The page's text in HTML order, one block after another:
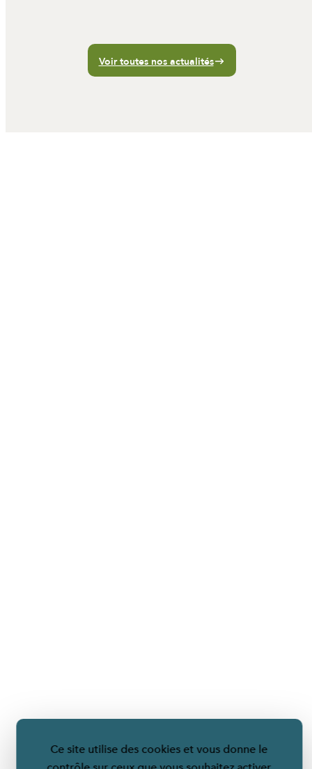
Voir toutes nos actualités
Ce site utilise des cookies et vous donne le